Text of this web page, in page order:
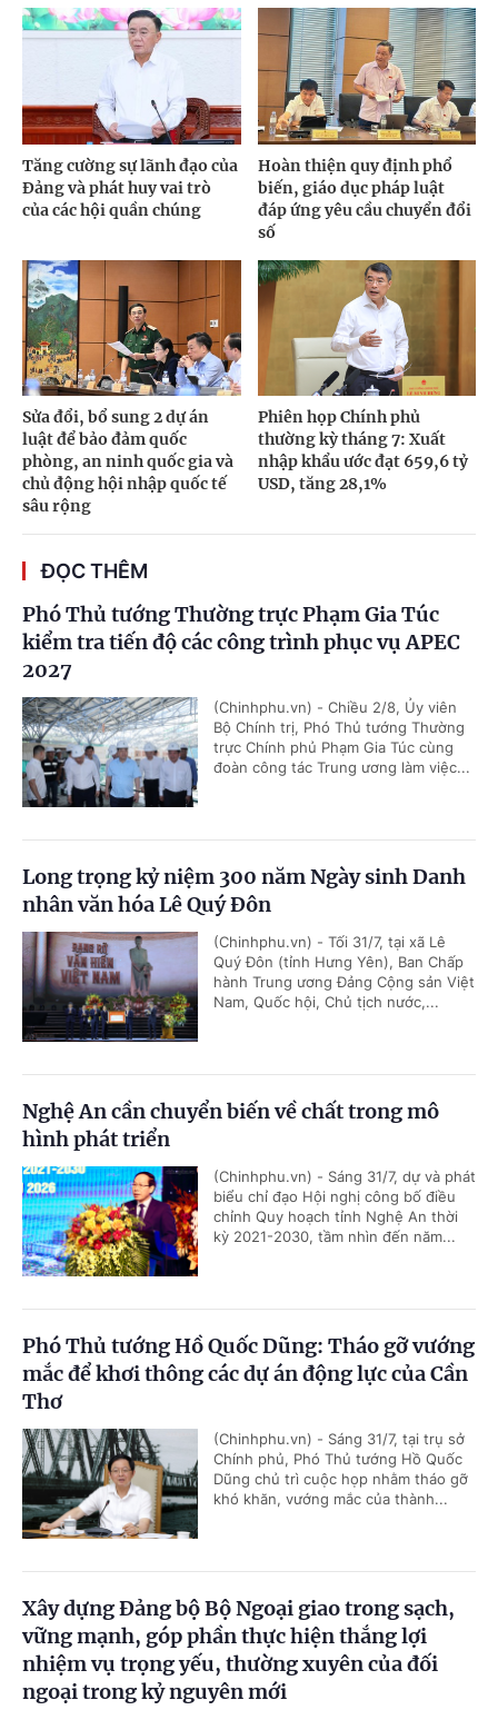
Tăng cường sự lãnh đạo của
Đảng và phát huy vai trò
của các hội quần chúng
Hoàn thiện quy định phổ
biến, giáo dục pháp luật
đáp ứng yêu cầu chuyển đổi
số
Sửa đổi, bổ sung 2 dự án
luật để bảo đảm quốc
phòng, an ninh quốc gia và
chủ động hội nhập quốc tế
sâu rộng
Phiên họp Chính phủ
thường kỳ tháng 7: Xuất
nhập khẩu ước đạt 659,6 tỷ
USD, tăng 28,1%
ĐỌC THÊM
Phó Thủ tướng Thường trực Phạm Gia Túc
kiểm tra tiến độ các công trình phục vụ APEC
2027
(Chinhphu.vn) - Chiều 2/8, Ủy viên
Bộ Chính trị, Phó Thủ tướng Thường
trực Chính phủ Phạm Gia Túc cùng
đoàn công tác Trung ương làm việc...
Long trọng kỷ niệm 300 năm Ngày sinh Danh
nhân văn hóa Lê Quý Đôn
(Chinhphu.vn) - Tối 31/7, tại xã Lê
Quý Đôn (tỉnh Hưng Yên), Ban Chấp
hành Trung ương Đảng Cộng sản Việt
Nam, Quốc hội, Chủ tịch nước,...
Nghệ An cần chuyển biến về chất trong mô
hình phát triển
(Chinhphu.vn) - Sáng 31/7, dự và phát
biểu chỉ đạo Hội nghị công bố điều
chỉnh Quy hoạch tỉnh Nghệ An thời
kỳ 2021-2030, tầm nhìn đến năm...
Phó Thủ tướng Hồ Quốc Dũng: Tháo gỡ vướng
mắc để khơi thông các dự án động lực của Cần
Thơ
(Chinhphu.vn) - Sáng 31/7, tại trụ sở
Chính phủ, Phó Thủ tướng Hồ Quốc
Dũng chủ trì cuộc họp nhằm tháo gỡ
khó khăn, vướng mắc của thành...
Xây dựng Đảng bộ Bộ Ngoại giao trong sạch,
vững mạnh, góp phần thực hiện thắng lợi
nhiệm vụ trọng yếu, thường xuyên của đối
ngoại trong kỷ nguyên mới